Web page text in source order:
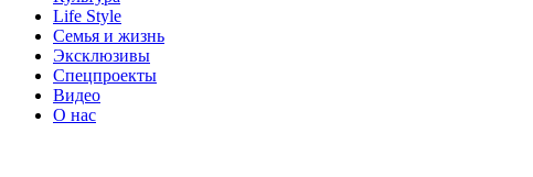
Life Style
Семья и жизнь
Эксклюзивы
Спецпроекты
Видео
О нас